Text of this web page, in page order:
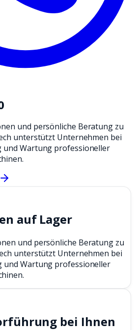
und persönliche Beratung zu
unterstützt Unternehmen bei
und Wartung professioneller
auf Lager
und persönliche Beratung zu
unterstützt Unternehmen bei
und Wartung professioneller
bei Ihnen